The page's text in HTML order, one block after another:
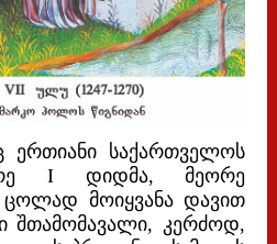
ერთიანი საქართველოს
I დიდმა, მეორე
მოიყვანა დავით
შთამომავალი, კერძოდ,